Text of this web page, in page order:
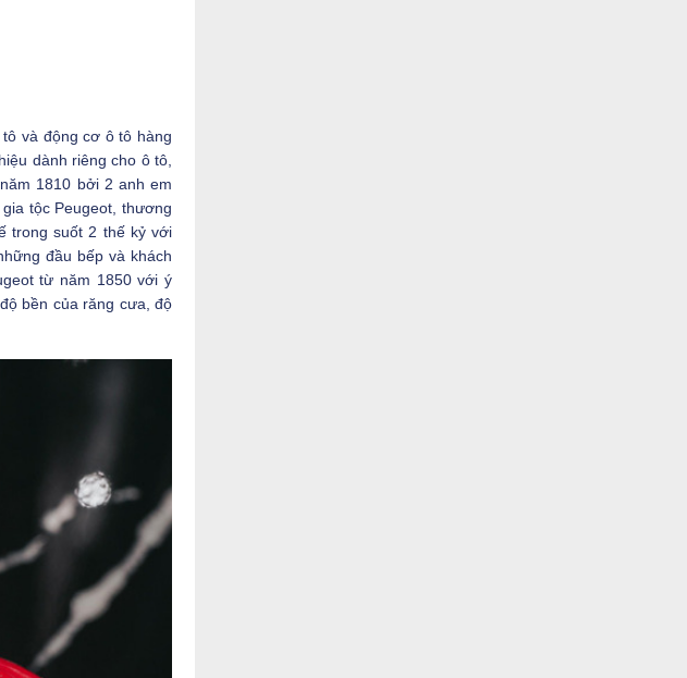
và động cơ ô tô hàng
dành riêng cho ô tô,
1810 bởi 2 anh em
tộc Peugeot, thương
trong suốt 2 thế kỷ với
đầu bếp và khách
từ năm 1850 với ý
bền của răng cưa, độ